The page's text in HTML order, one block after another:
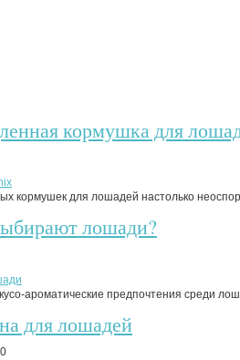
кормушка для
кормушек для лошадей настолько
лошади?
ароматические предпочтения среди
для лошадей